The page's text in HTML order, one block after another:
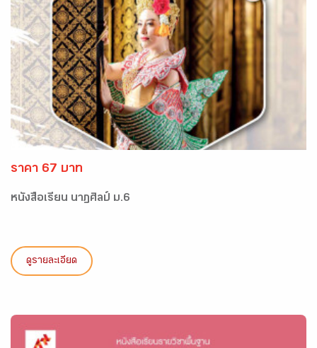
ราคา 67 บาท
หนังสือเรียน นาฏศิลป์ ม.6
ดูรายละเอียด